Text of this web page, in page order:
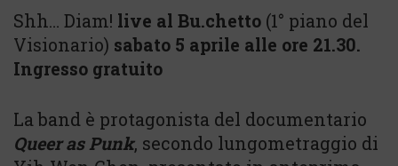
Shh… Diam! live al Bu.chetto (1° piano del
Visionario) sabato 5 aprile alle ore 21.30.
Ingresso gratuito
La band è protagonista del documentario
Queer as Punk, secondo lungometraggio di